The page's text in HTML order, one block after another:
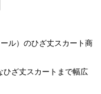
ル）のひざ丈スカート商
ひざ丈スカートまで幅広